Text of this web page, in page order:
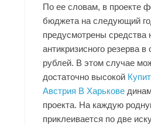
По ее словам, в проекте
бюджета на следующий
предусмотрены средства
антикризисного резерва
рублей. В этом случае
достаточно высокой
Австрия В Харькове
проекта. На каждую
приклеивается по две